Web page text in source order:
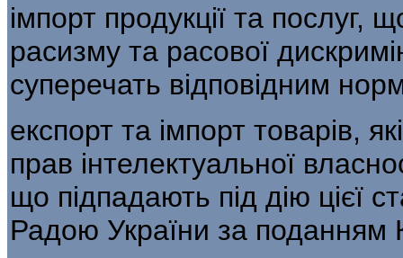
імпорт продукції та послуг,
расиз­му та расової
суперечать відповідним
експорт та імпорт товарів,
прав інтелектуальної
що підпадають під дію цієї
Радою України за подан­ням